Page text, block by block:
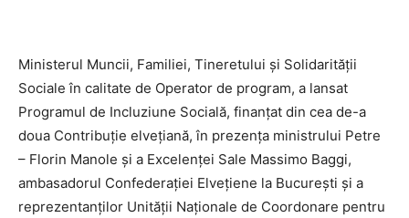
Ministerul Muncii, Familiei, Tineretului și Solidarității
Sociale în calitate de Operator de program, a lansat
Programul de Incluziune Socială, finanțat din cea de-a
doua Contribuție elvețiană, în prezența ministrului Petre
– Florin Manole și a Excelenței Sale Massimo Baggi,
ambasadorul Confederației Elvețiene la București și a
reprezentanților Unității Naționale de Coordonare pentru